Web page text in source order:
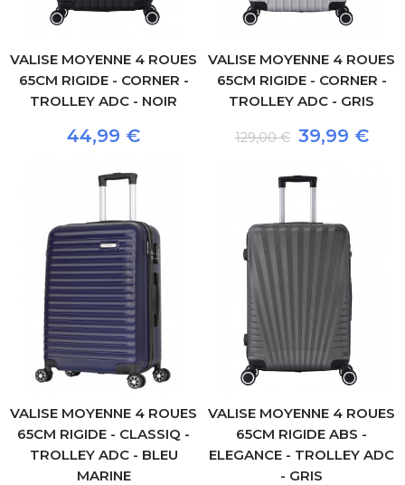
VALISE MOYENNE 4 ROUES
65CM RIGIDE - CORNER -
TROLLEY ADC - NOIR
44,99 €
VALISE MOYENNE 4 ROUES
65CM RIGIDE - CORNER -
TROLLEY ADC - GRIS
129,00 € 39,99 €
VALISE MOYENNE 4 ROUES
65CM RIGIDE - CLASSIQ -
TROLLEY ADC - BLEU
MARINE
VALISE MOYENNE 4 ROUES
65CM RIGIDE ABS -
ELEGANCE - TROLLEY ADC
- GRIS